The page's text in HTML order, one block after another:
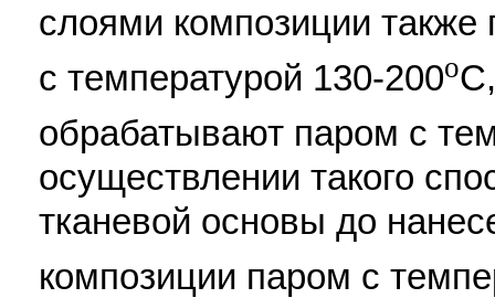
слоями композиции
с температурой 130-200o
обрабатывают паром с
осуществлении такого
тканевой основы до
композиции паром с